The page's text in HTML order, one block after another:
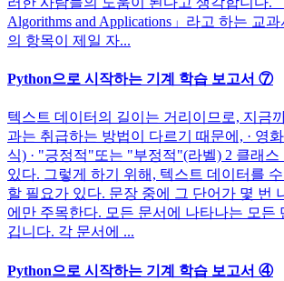
Algorithms and Applications」라고 하는 교
의 항목이 제일 자...
Python으로 시작하는 기계 학습 보고서 ⑦
텍스트 데이터의 길이는 거리이므로, 지금
과는 취급하는 방법이 다르기 때문에, · 영
식) · "긍정적"또는 "부정적"(라벨) 2 클래스
있다. 그렇게 하기 위해, 텍스트 데이터를
할 필요가 있다. 문장 중에 그 단어가 몇 번
에만 주목한다. 모든 문서에 나타나는 모든
깁니다. 각 문서에 ...
Python으로 시작하는 기계 학습 보고서 ④